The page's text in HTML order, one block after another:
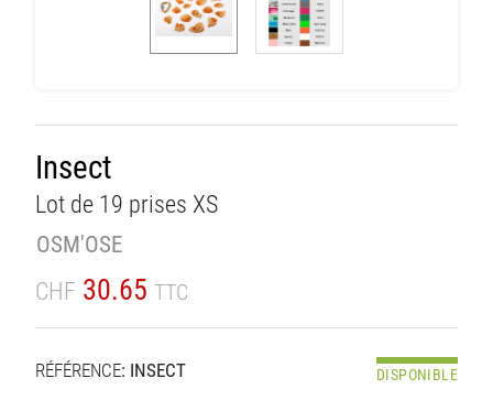
Insect
Lot de 19 prises XS
OSM'OSE
CHF 30.65 TTC
RÉFÉRENCE: INSECT DISPONIBLE